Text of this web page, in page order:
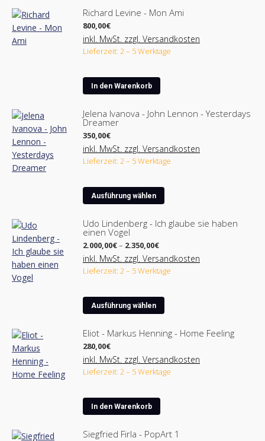
Richard Levine - Mon Ami
800,00€
inkl. MwSt. zzgl. Versandkosten
Lieferzeit: 2 – 5 Werktage
In den Warenkorb
Jelena Ivanova - John Lennon - Yesterdays
Dreamer
350,00€
inkl. MwSt. zzgl. Versandkosten
Lieferzeit: 2 – 5 Werktage
Ausführung wählen
Dieses
Produkt
weist
mehrere
auf.
Die
können
auf
Produktseite
werden
Udo Lindenberg - Ich glaube sie haben
einen Vogel
2.000,00€– 2.350,00€Preisspanne:
2.000,00€
bis
2.350,00€
inkl. MwSt. zzgl. Versandkosten
Lieferzeit: 2 – 5 Werktage
Ausführung wählen
Dieses
Produkt
weist
mehrere
Varianten
auf.
der
Eliot - Markus Henning - Home Feeling
280,00€
inkl. MwSt. zzgl. Versandkosten
Lieferzeit: 2 – 5 Werktage
In den Warenkorb
Siegfried Firla - PopArt 1